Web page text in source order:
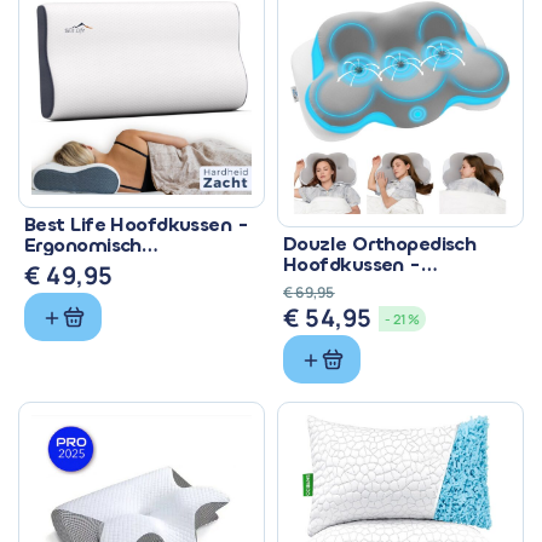
Best Life Hoofdkussen -
Ergonomisch
Traagschuim voor
Nekklachten
€ 49,95
Douzle Orthopedisch
Hoofdkussen -
Ergonomische
Nekondersteuning
€69,95
Oorspronkelijke
prijs
was:
€ 69,95.
€ 54,95 Huidige
- 21%